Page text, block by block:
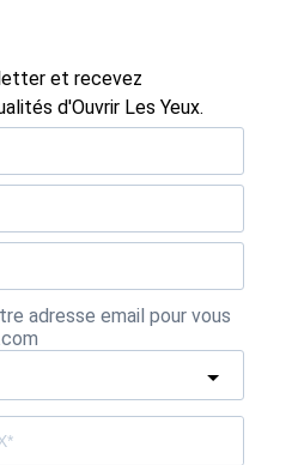
et recevez
d'Ouvrir Les Yeux.
adresse email pour vous